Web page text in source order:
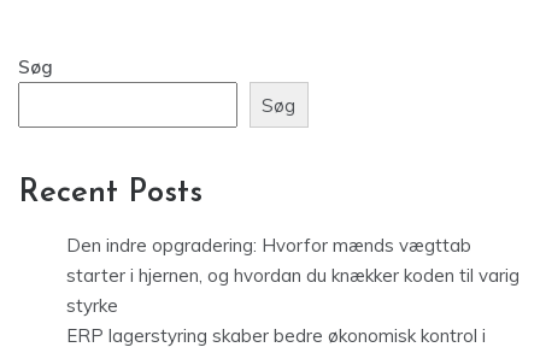
Søg
Søg
Recent Posts
Den indre opgradering: Hvorfor mænds vægttab
starter i hjernen, og hvordan du knækker koden til varig
styrke
ERP lagerstyring skaber bedre økonomisk kontrol i